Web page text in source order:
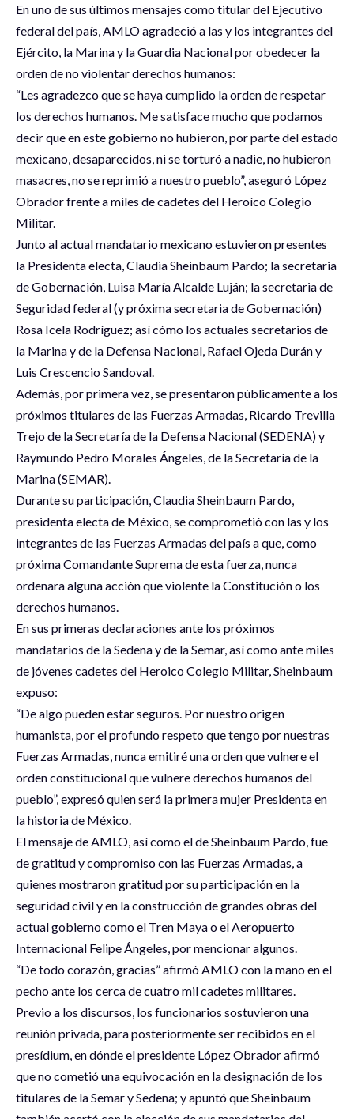
En uno de sus últimos mensajes como titular del Ejecutivo
federal del país, AMLO agradeció a las y los integrantes del
Ejército, la Marina y la Guardia Nacional por obedecer la
orden de no violentar derechos humanos:
“Les agradezco que se haya cumplido la orden de respetar
los derechos humanos. Me satisface mucho que podamos
decir que en este gobierno no hubieron, por parte del estado
mexicano, desaparecidos, ni se torturó a nadie, no hubieron
masacres, no se reprimió a nuestro pueblo”, aseguró López
Obrador frente a miles de cadetes del Heroíco Colegio
Militar.
Junto al actual mandatario mexicano estuvieron presentes
la Presidenta electa, Claudia Sheinbaum Pardo; la secretaria
de Gobernación, Luisa María Alcalde Luján; la secretaria de
Seguridad federal (y próxima secretaria de Gobernación)
Rosa Icela Rodríguez; así cómo los actuales secretarios de
la Marina y de la Defensa Nacional, Rafael Ojeda Durán y
Luis Crescencio Sandoval.
Además, por primera vez, se presentaron públicamente a los
próximos titulares de las Fuerzas Armadas, Ricardo Trevilla
Trejo de la Secretaría de la Defensa Nacional (SEDENA) y
Raymundo Pedro Morales Ángeles, de la Secretaría de la
Marina (SEMAR).
Durante su participación, Claudia Sheinbaum Pardo,
presidenta electa de México, se comprometió con las y los
integrantes de las Fuerzas Armadas del país a que, como
próxima Comandante Suprema de esta fuerza, nunca
ordenara alguna acción que violente la Constitución o los
derechos humanos.
En sus primeras declaraciones ante los próximos
mandatarios de la Sedena y de la Semar, así como ante miles
de jóvenes cadetes del Heroico Colegio Militar, Sheinbaum
expuso:
“De algo pueden estar seguros. Por nuestro origen
humanista, por el profundo respeto que tengo por nuestras
Fuerzas Armadas, nunca emitiré una orden que vulnere el
orden constitucional que vulnere derechos humanos del
pueblo”, expresó quien será la primera mujer Presidenta en
la historia de México.
El mensaje de AMLO, así como el de Sheinbaum Pardo, fue
de gratitud y compromiso con las Fuerzas Armadas, a
quienes mostraron gratitud por su participación en la
seguridad civil y en la construcción de grandes obras del
actual gobierno como el Tren Maya o el Aeropuerto
Internacional Felipe Ángeles, por mencionar algunos.
“De todo corazón, gracias” afirmó AMLO con la mano en el
pecho ante los cerca de cuatro mil cadetes militares.
Previo a los discursos, los funcionarios sostuvieron una
reunión privada, para posteriormente ser recibidos en el
presídium, en dónde el presidente López Obrador afirmó
que no cometió una equivocación en la designación de los
titulares de la Semar y Sedena; y apuntó que Sheinbaum